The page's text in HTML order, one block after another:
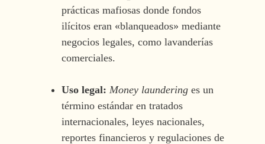
prácticas mafiosas donde fondos
ilícitos eran «blanqueados» mediante
negocios legales, como lavanderías
comerciales.
Uso legal: Money launderinges un
término estándar en tratados
internacionales, leyes nacionales,
reportes financieros y regulaciones de